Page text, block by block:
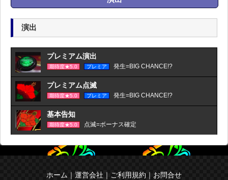
演出
プレミアム演出
期待度★5.0 プレミア 発生=BIG CHANCE!?
プレミアム点滅
期待度★5.0 プレミア 発生=BIG CHANCE!?
基本告知
期待度★5.0 点滅=ボーナス確定
ホーム ｜ 運営会社 ｜ ご利用規約 ｜ お問合せ